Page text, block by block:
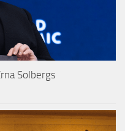
Solbergs